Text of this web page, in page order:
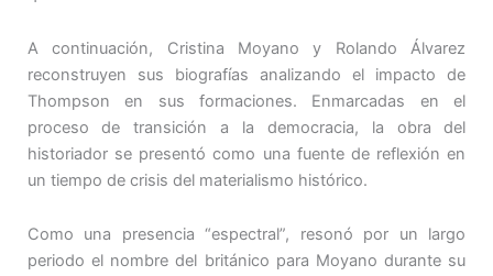
A continuación, Cristina Moyano y Rolando Álvarez
reconstruyen sus biografías analizando el impacto de
Thompson en sus formaciones. Enmarcadas en el
proceso de transición a la democracia, la obra del
historiador se presentó como una fuente de reflexión en
un tiempo de crisis del materialismo histórico.
Como una presencia “espectral”, resonó por un largo
periodo el nombre del británico para Moyano durante su